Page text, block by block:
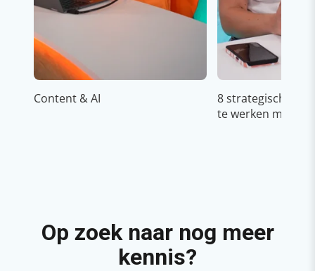
Content & AI
8 strategische
te werken met
Op zoek naar nog meer
kennis?